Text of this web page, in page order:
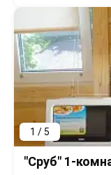
1 / 5
"Сруб" 1-